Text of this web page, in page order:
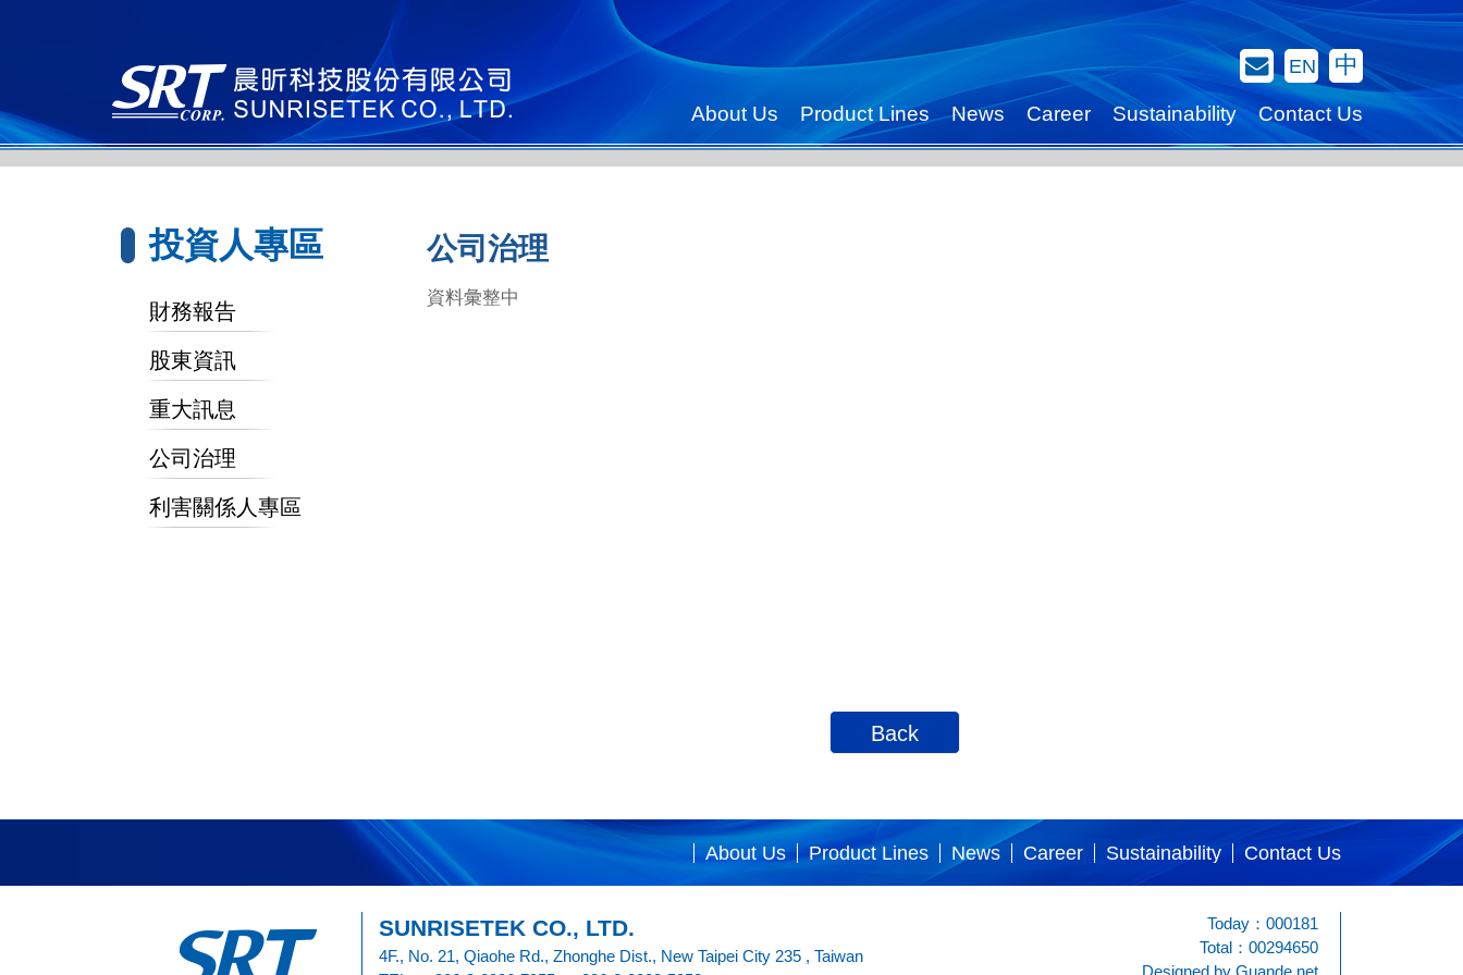
中
EN
Contact Us
Contact Us
Sustainability
Career
News
Product Lines
About Us
投資人專區
財務報告
股東資訊
重大訊息
公司治理
利害關係人專區
公司治理
資料彙整中
Back
Contact Us
Sustainability
Career
News
Product Lines
About Us
SUNRISETEK CO., LTD.
4F., No. 21, Qiaohe Rd., Zhonghe Dist., New Taipei City 235 , Taiwan
Today：000181
Total：00294650
Designed by Guande.net